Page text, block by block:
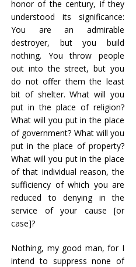
honor of the century, if they
understood its significance:
You are an admirable
destroyer, but you build
nothing. You throw people
out into the street, but you
do not offer them the least
bit of shelter. What will you
put in the place of religion?
What will you put in the place
of government? What will you
put in the place of property?
What will you put in the place
of that individual reason, the
sufficiency of which you are
reduced to denying in the
service of your cause [or
case]?
Nothing, my good man, for I
intend to suppress none of